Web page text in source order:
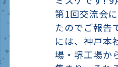
参考データ
ルーター・ザグリ加工(
再生プラスチック用レ
フィルター
造粒機用消耗部品
粉砕機用消耗部品
第1回交流会
たのでご報告
には、神戸本
場・堺工場か